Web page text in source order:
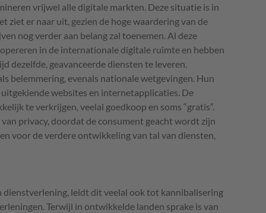
vrijwel alle digitale markten. Deze situatie is in
ziet er naar uit, gezien de hoge waardering van de
nog verder aan belang zal toenemen. Al deze
in de internationale digitale ruimte en hebben
dezelfde, geavanceerde diensten te leveren.
belemmering, evenals nationale wetgevingen. Hun
websites en internetapplicaties. De
te verkrijgen, veelal goedkoop en soms “gratis”.
privacy, doordat de consument geacht wordt zijn
voor de verdere ontwikkeling van tal van diensten,
leidt dit veelal ook tot kannibalisering
Terwijl in ontwikkelde landen sprake is van